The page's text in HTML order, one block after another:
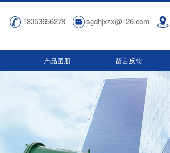
18053656278 sgdhjxzx@126.com
产品图册 留言反馈